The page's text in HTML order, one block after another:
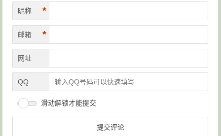
昵称 *
邮箱 *
网址
QQ
滑动解锁才能提交